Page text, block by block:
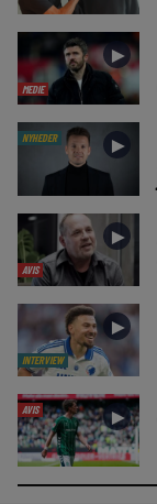
MEDIE
►
NYHEDER ►
AVIS
►
INTERVIEW
►
AVIS ►